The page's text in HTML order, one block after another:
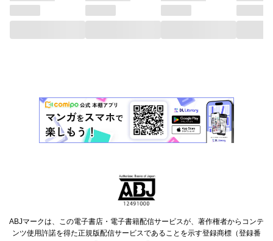
ABJマークは、この電子書店・電子書籍配信サービスが、著作権者からコンテ
ンツ使用許諾を得た正規版配信サービスであることを示す登録商標（登録番